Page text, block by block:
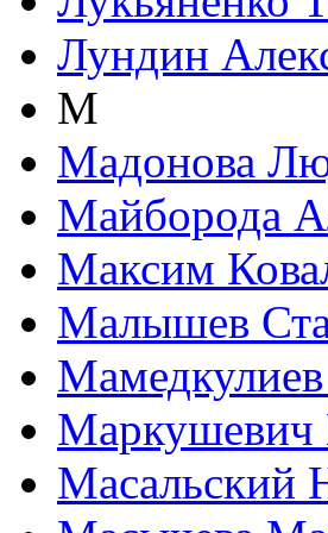
Лундин
М
Мадонова
Майборода
Максим
Малышев
Маркушевич
Масальский